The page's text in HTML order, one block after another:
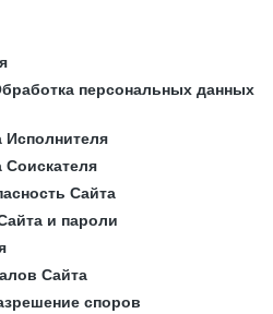
персональных данных
Исполнителя
Соискателя
Сайта
и пароли
Сайта
споров